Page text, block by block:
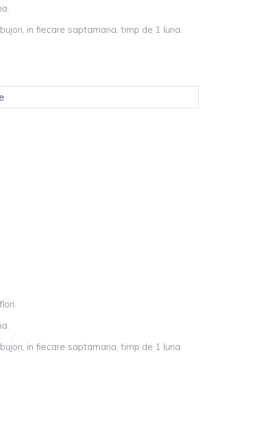
in fiecare saptamana, timp de 1 luna.
in fiecare saptamana, timp de 1 luna.